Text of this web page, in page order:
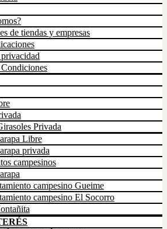
de tiendas y empresas
Privada
Libre
privada
campesinos
campesino Gueime
campesino El Socorro